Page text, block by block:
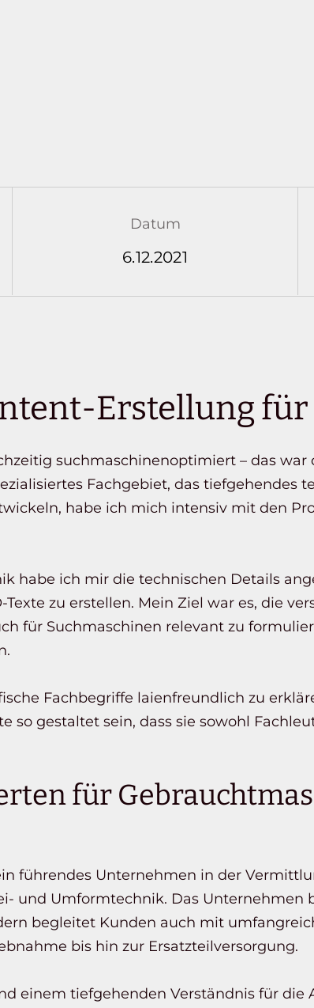
Datum
6.12.2021
Erstellung für
suchmaschinenoptimiert – das
Fachgebiet, das tiefgehendes
habe ich mich intensiv mit den
habe ich mir die technischen Details
zu erstellen. Mein Ziel war es, die
für Suchmaschinen relevant zu
Fachbegriffe laienfreundlich zu
so gestaltet sein, dass sie sowohl
für
führendes Unternehmen in der
und Umformtechnik. Das Unternehmen
begleitet Kunden auch mit
bis hin zur Ersatzteilversorgung.
einem tiefgehenden Verständnis für die